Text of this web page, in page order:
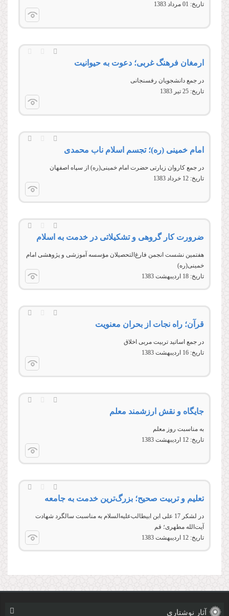
تاریخ: 01 مرداد 1383
ارمغان فرهنگ غربی؛ دعوت به حیوانیت
در جمع دانشجويان رفسنجانى
تاریخ: 25 تير 1383
امام خمینی (ره)؛ تجسم اسلام ناب محمدی
در جمع كاروان زيارتى حضرت امام خمینی(ره) از سپاه اصفهان
تاریخ: 12 خرداد 1383
ضرورت کار گروهی و تشکیلاتی در خدمت به اسلام
هفتمین نشست انجمن فارغ‌التحصيلان مؤسسه آموزشی و پژوهشی امام
خمینی(ره)
تاریخ: 18 ارديبهشت 1383
قرآن؛ راه نجات از بحران معنویت
در جمع اساتید تربیت مربى اخلاق
تاریخ: 16 ارديبهشت 1383
جايگاه و نقش ارزشمند معلم
به مناسبت روز معلم
تاریخ: 12 ارديبهشت 1383
تعلیم و تربیت صحیح؛ بزرگ‌ترین خدمت به جامعه
در لشكر 17 على ابن ابیطالب‌علیه‌السلام به مناسبت سالگرد شهادت
آیت‌الله مطهری؛ قم
تاریخ: 12 ارديبهشت 1383
آثار نوشتاری